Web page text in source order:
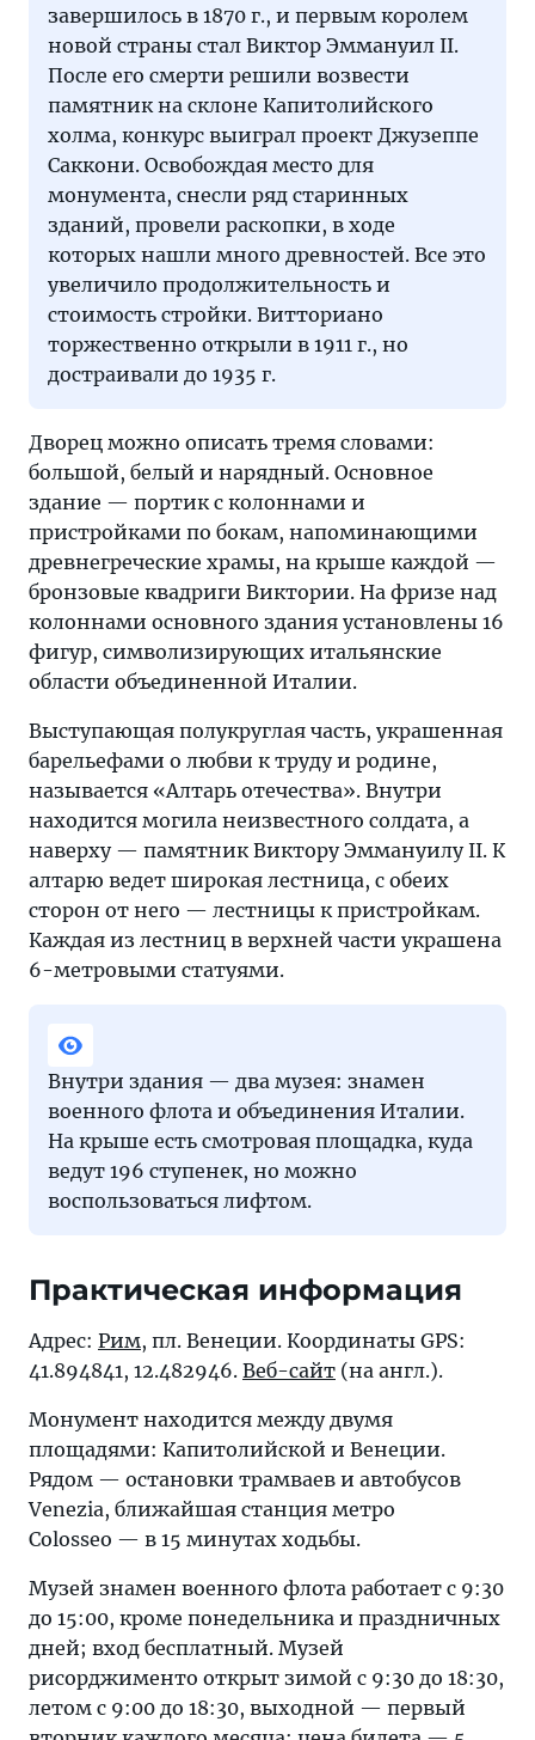
завершилось в 1870 г., и первым королем
новой страны стал Виктор Эммануил II.
После его смерти решили возвести
памятник на склоне Капитолийского
холма, конкурс выиграл проект Джузеппе
Саккони. Освобождая место для
монумента, снесли ряд старинных
зданий, провели раскопки, в ходе
которых нашли много древностей. Все это
увеличило продолжительность и
стоимость стройки. Витториано
торжественно открыли в 1911 г., но
достраивали до 1935 г.
Дворец можно описать тремя словами:
большой, белый и нарядный. Основное
здание — портик с колоннами и
пристройками по бокам, напоминающими
древнегреческие храмы, на крыше каждой —
бронзовые квадриги Виктории. На фризе над
колоннами основного здания установлены 16
фигур, символизирующих итальянские
области объединенной Италии.
Выступающая полукруглая часть, украшенная
барельефами о любви к труду и родине,
называется «Алтарь отечества». Внутри
находится могила неизвестного солдата, а
наверху — памятник Виктору Эммануилу II. К
алтарю ведет широкая лестница, с обеих
сторон от него — лестницы к пристройкам.
Каждая из лестниц в верхней части украшена
6-метровыми статуями.
Внутри здания — два музея: знамен
военного флота и объединения Италии.
На крыше есть смотровая площадка, куда
ведут 196 ступенек, но можно
воспользоваться лифтом.
Практическая информация
Адрес: Рим, пл. Венеции. Координаты GPS:
41.894841, 12.482946. Веб-сайт (на англ.).
Монумент находится между двумя
площадями: Капитолийской и Венеции.
Рядом — остановки трамваев и автобусов
Venezia, ближайшая станция метро
Colosseo — в 15 минутах ходьбы.
Музей знамен военного флота работает с 9:30
до 15:00, кроме понедельника и праздничных
дней; вход бесплатный. Музей
рисорджименто открыт зимой с 9:30 до 18:30,
летом с 9:00 до 18:30, выходной — первый